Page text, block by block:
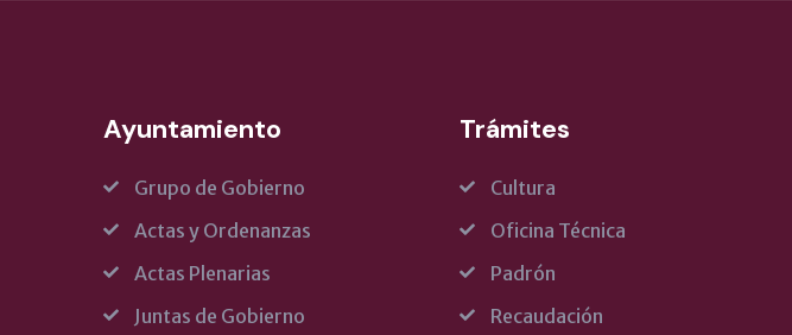
Ayuntamiento
Grupo de Gobierno
Actas y Ordenanzas
Actas Plenarias
Juntas de Gobierno
Trámites
Cultura
Oficina Técnica
Padrón
Recaudación